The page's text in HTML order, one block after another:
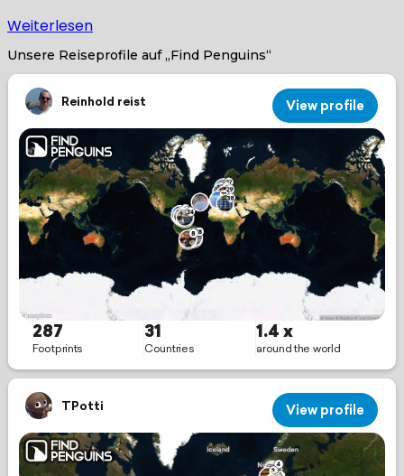
Weiterlesen
Unsere Reiseprofile auf „Find Penguins“